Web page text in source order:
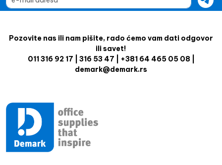
Pozovite nas ili nam pišite, rado ćemo vam dati odgovor
ili savet!
011 316 92 17 | 316 53 47 | +381 64 465 05 08 |
demark@demark.rs